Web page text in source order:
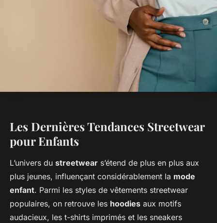
Les Dernières Tendances Streetwear
pour Enfants
L’univers du streetwear s’étend de plus en plus aux
plus jeunes, influençant considérablement la mode
enfant. Parmi les styles de vêtements streetwear
populaires, on retrouve les hoodies aux motifs
audacieux, les t-shirts imprimés et les sneakers